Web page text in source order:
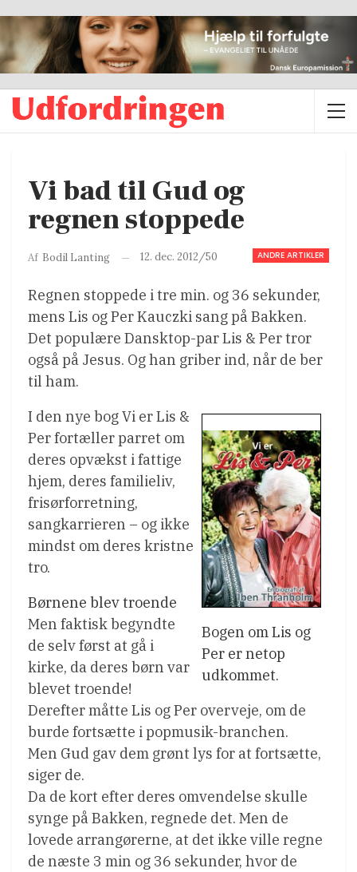
Vi bad til Gud og
regnen stoppede
ANDRE ARTIKLER
Af Bodil Lanting 12. dec. 2012/50
Regnen stoppede i tre min. og 36 sekunder,
mens Lis og Per Kauczki sang på Bakken.
Det populære Dansktop-par Lis & Per tror
også på Jesus. Og han griber ind, når de ber
til ham.
Bogen om Lis og
Per er netop
udkommet.
I den nye bog Vi er Lis &
Per fortæller parret om
deres opvækst i fattige
hjem, deres familieliv,
frisørforretning,
sangkarrieren – og ikke
mindst om deres kristne
tro.
Børnene blev troende
Men faktisk begyndte
de selv først at gå i
kirke, da deres børn var
blevet troende!
Derefter måtte Lis og Per overveje, om de
burde fortsætte i popmusik-branchen.
Men Gud gav dem grønt lys for at fortsætte,
siger de.
Da de kort efter deres omvendelse skulle
synge på Bakken, regnede det. Men de
lovede arrangørerne, at det ikke ville regne
de næste 3 min og 36 sekunder, hvor de